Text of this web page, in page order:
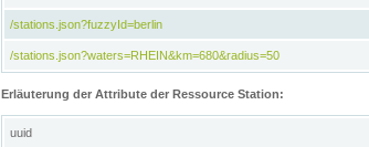
/stations.json?fuzzyId=berlin
/stations.json?waters=RHEIN&km=680&radius=50
Erläuterung der Attribute der Ressource Station:
uuid